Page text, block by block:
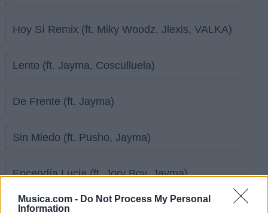
Musica.com - Do Not Process My Personal
Information
Hoy Sí Remix (ft. Miky Woodz, Jlexis, VALKA)
Lento (ft. Jayma, Cosculluela)
De Frente (ft. Jayma)
Sin Miedo (ft. Pusho, Jayma)
Encendía Lucia (ft. Jory Boy, Jayma)
Imagine (ft. Jayma, Tony Lenta)